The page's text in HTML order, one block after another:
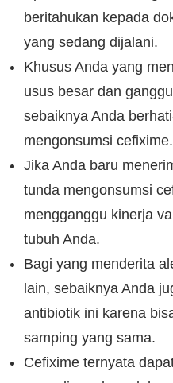
beritahukan kepada
yang sedang dijalani.
Khusus Anda yang
usus besar dan
sebaiknya Anda
mengonsumsi cefixime.
Jika Anda baru
tunda mengonsumsi
mengganggu kinerja
tubuh Anda.
Bagi yang menderita
lain, sebaiknya Anda
antibiotik ini karena
samping yang sama.
Cefixime ternyata